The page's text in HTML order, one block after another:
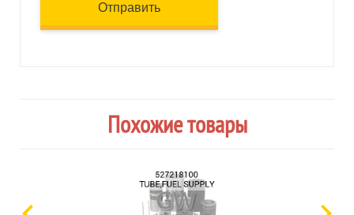
Отправить
Похожие товары